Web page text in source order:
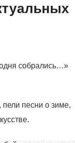
собрались…»
пели песни о зиме,